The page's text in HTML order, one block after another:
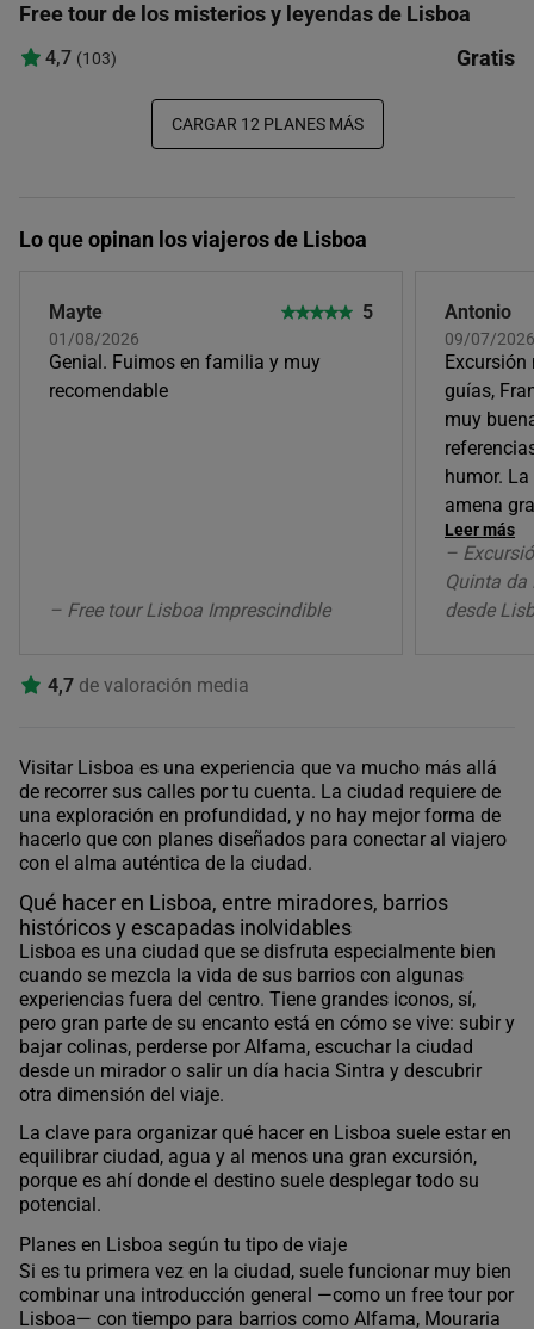
Free tour de los misterios y leyendas de Lisboa
4,7 (103) Gratis
CARGAR 12 PLANES MÁS
Lo que opinan los viajeros de Lisboa
Mayte
01/08/2026
5
Genial. Fuimos en familia y muy
recomendable
– Free tour Lisboa Imprescindible
Antonio
09/07/2026
guías,
muy
humor.
amena
Leer más
–
Quinta da
desde
4,7 de valoración media
Visitar Lisboa es una experiencia que va mucho más allá
de recorrer sus calles por tu cuenta. La ciudad requiere de
una exploración en profundidad, y no hay mejor forma de
hacerlo que con planes diseñados para conectar al viajero
con el alma auténtica de la ciudad.
Qué hacer en Lisboa, entre miradores, barrios
históricos y escapadas inolvidables
Lisboa es una ciudad que se disfruta especialmente bien
cuando se mezcla la vida de sus barrios con algunas
experiencias fuera del centro. Tiene grandes iconos, sí,
pero gran parte de su encanto está en cómo se vive: subir y
bajar colinas, perderse por Alfama, escuchar la ciudad
desde un mirador o salir un día hacia Sintra y descubrir
otra dimensión del viaje.
La clave para organizar qué hacer en Lisboa suele estar en
equilibrar ciudad, agua y al menos una gran excursión,
porque es ahí donde el destino suele desplegar todo su
potencial.
Planes en Lisboa según tu tipo de viaje
Si es tu primera vez en la ciudad, suele funcionar muy bien
combinar una introducción general —como un free tour por
Lisboa— con tiempo para barrios como Alfama, Mouraria